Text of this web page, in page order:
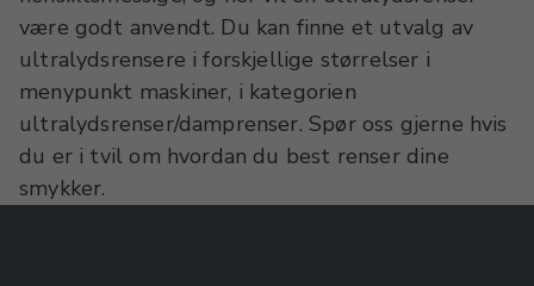
være godt anvendt. Du kan finne et utvalg av
ultralydsrensere i forskjellige størrelser i
menypunkt maskiner, i kategorien
ultralydsrenser/damprenser. Spør oss gjerne hvis
du er i tvil om hvordan du best renser dine
smykker.